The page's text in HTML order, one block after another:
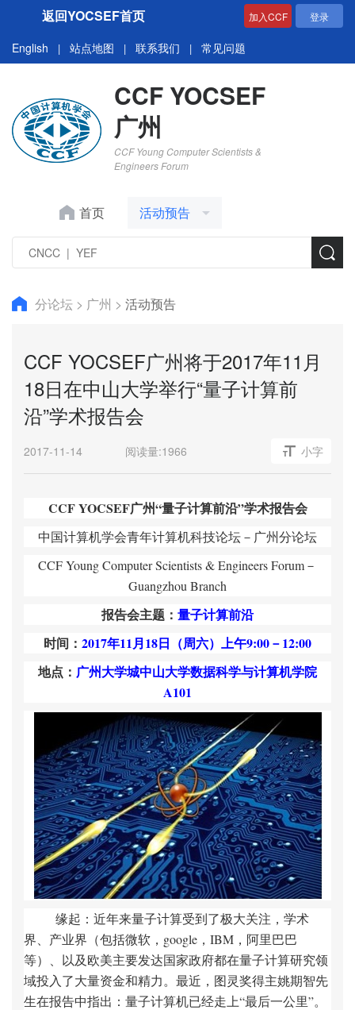
返回YOCSEF首页 加入CCF 登录
English | 站点地图 | 联系我们 | 常见问题
CCF YOCSEF
广州
CCF Young Computer Scientists &
Engineers Forum
首页 活动预告
分论坛 > 广州 > 活动预告
CCF YOCSEF广州将于2017年11月
18日在中山大学举行“量子计算前
沿”学术报告会
2017-11-14 阅读量:1966 小字
CCF YOCSEF广州“量子计算前沿”学术报告会
中国计算机学会青年计算机科技论坛－广州分论坛
CCF Young Computer Scientists & Engineers Forum－
Guangzhou Branch
报告会主题： 量子计算前沿
时间： 2017年11月18日（周六）上午9:00－12:00
地点： 广州大学城中山大学数据科学与计算机学院
A101
缘起：近年来量子计算受到了极大关注，学术
界、产业界（包括微软， google ， IBM ，阿里巴巴
等）、以及欧美主要发达国家政府都在量子计算研究领
域投入了大量资金和精力。最近，图灵奖得主姚期智先
生在报告中指出：量子计算机已经走上“最后一公里”。